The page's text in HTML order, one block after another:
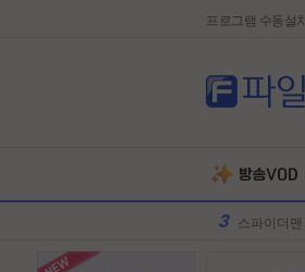
프로그램 수동설치
스파이더맨